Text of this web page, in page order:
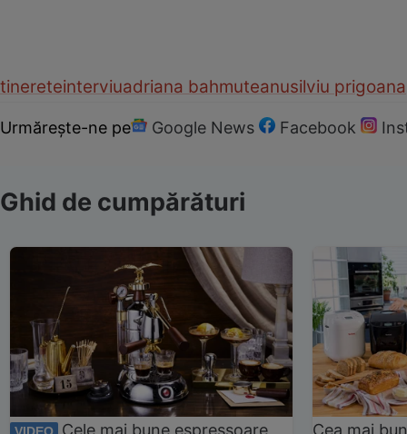
tinereteinterviuadriana bahmuteanusilviu prigoana
Urmărește-ne pe Google News Facebook
Ghid de cumpărături
VIDEO
Cele mai bune espressoare
Cea mai